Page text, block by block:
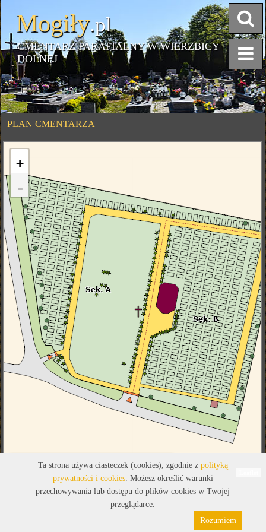
Mogiły.pl
CMENTARZ PARAFIALNY W WIERZBICY
DOLNEJ
PLAN CMENTARZA
Legenda
+
-
Pliki cookies
Ta strona używa ciasteczek (cookies), zgodnie z polityką
prywatności i cookies. Możesz określić warunki
przechowywania lub dostępu do plików cookies w Twojej
przeglądarce.
Rozumiem